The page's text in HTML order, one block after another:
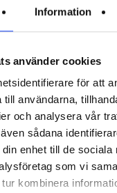
Information
använder cookies
för att
till användarna,
och analysera vår
sådana
enhet till de sociala
som vi
kombinera
bygger på
över tid. Att vi
som är lyhörd för
lovar, är proaktiva
utvärderar det vi